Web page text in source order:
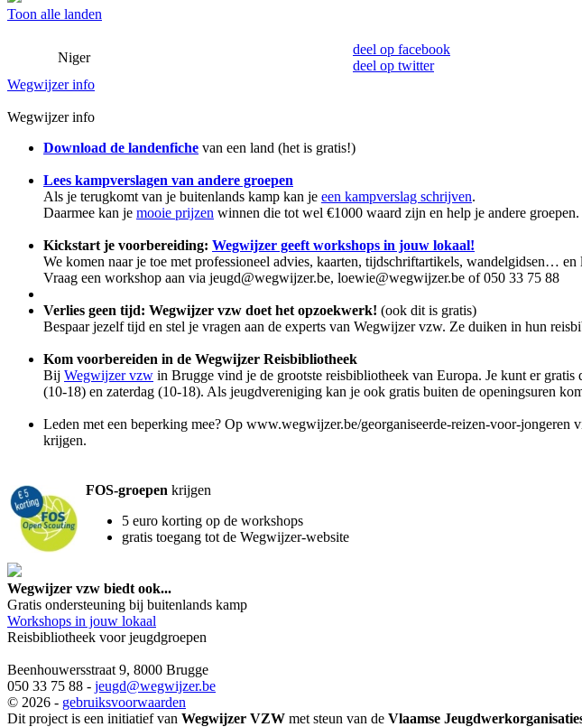
Toon alle landen
Niger
deel op facebook
deel op twitter
Wegwijzer info
Wegwijzer info
Download de landenfiche van een land (het is gratis!)
Lees kampverslagen van andere groepen
Als je terugkomt van je buitenlands kamp kan je een kampverslag schrijven.
Daarmee kan je mooie prijzen winnen die tot wel €1000 waard zijn en help je andere groepen.
Kickstart je voorbereiding: Wegwijzer geeft workshops in jouw lokaal!
We komen naar je toe met professioneel advies, kaarten, tijdschriftartikels, wandelgidsen…
Vraag een workshop aan via jeugd@wegwijzer.be, loewie@wegwijzer.be of 050 33 75 88
Verlies geen tijd: Wegwijzer vzw doet het opzoekwerk! (ook dit is gratis)
Bespaar jezelf tijd en stel je vragen aan de experts van Wegwijzer vzw. Ze duiken in hun
Kom voorbereiden in de Wegwijzer Reisbibliotheek
Bij Wegwijzer vzw in Brugge vind je de grootste reisbibliotheek van Europa. Je kunt er
(10-18) en zaterdag (10-18). Als jeugdvereniging kan je ook gratis buiten de openingsuren
Leden met een beperking mee? Op www.wegwijzer.be/georganiseerde-reizen-voor-
krijgen.
FOS-groepen krijgen
5 euro korting op de workshops
gratis toegang tot de Wegwijzer-website
Wegwijzer vzw biedt ook...
Gratis ondersteuning bij buitenlands kamp
Workshops in jouw lokaal
Reisbibliotheek voor jeugdgroepen
Beenhouwersstraat 9, 8000 Brugge
050 33 75 88 - jeugd@wegwijzer.be
© 2026 - gebruiksvoorwaarden
Dit project is een initiatief van Wegwijzer VZW met steun van de Vlaamse